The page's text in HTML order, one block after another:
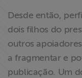
Fale Conosco
Desde então,
dois filhos do
outros
a fragmentar e
publicação. Um